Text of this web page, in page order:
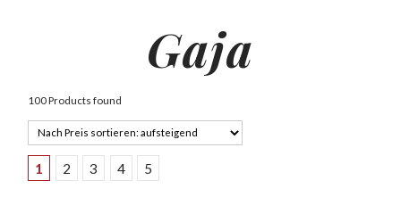
Gaja
100 Products found
1 2 3 4 5